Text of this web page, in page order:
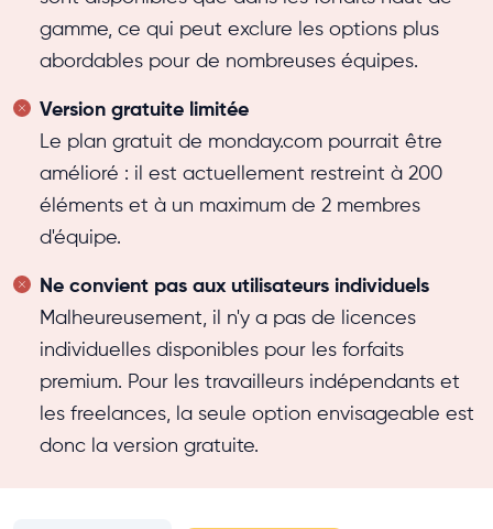
gamme, ce qui peut exclure les options plus
abordables pour de nombreuses équipes.
Version gratuite limitée
Le plan gratuit de monday.com pourrait être
amélioré : il est actuellement restreint à 200
éléments et à un maximum de 2 membres
d'équipe.
Ne convient pas aux utilisateurs individuels
Malheureusement, il n'y a pas de licences
individuelles disponibles pour les forfaits
premium. Pour les travailleurs indépendants et
les freelances, la seule option envisageable est
donc la version gratuite.